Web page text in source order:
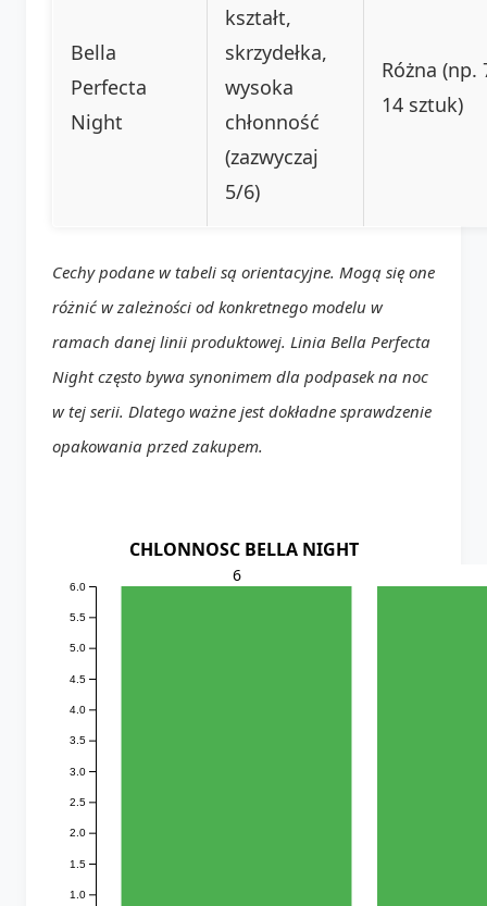
Bella
Perfecta
Night
kształt,
skrzydełka,
wysoka
chłonność
(zazwyczaj
5/6)
Różna (np.
14 sztuk)
Cechy podane w tabeli są orientacyjne. Mogą się one
różnić w zależności od konkretnego modelu w
ramach danej linii produktowej. Linia Bella Perfecta
Night często bywa synonimem dla podpasek na noc
w tej serii. Dlatego ważne jest dokładne sprawdzenie
opakowania przed zakupem.
CHLONNOSC BELLA NIGHT
1.0
1.5
2.0
2.5
3.0
3.5
4.0
4.5
5.0
5.5
6.0
6